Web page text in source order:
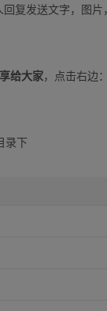
复发送文字，图
给大家，点击右边：
录下